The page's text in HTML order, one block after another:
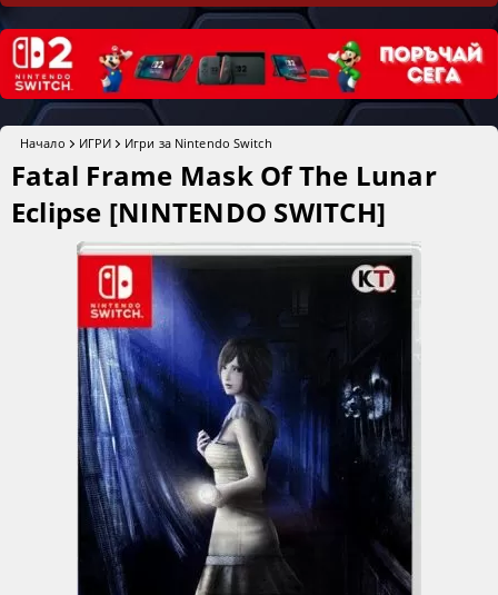
Начало ИГРИ Игри за Nintendo Switch
Fatal Frame Mask Of The Lunar
Eclipse [NINTENDO SWITCH]